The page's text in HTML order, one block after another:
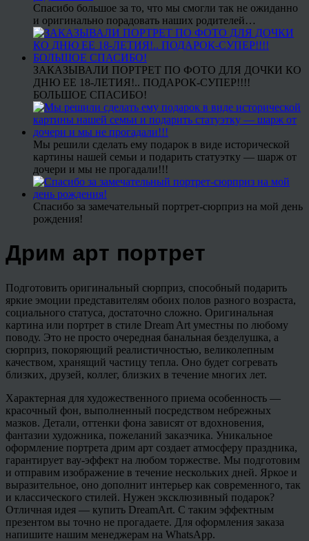
Спасибо большое за то, что мы смогли так не ожиданно
и оригинально порадовать наших родителей…
ЗАКАЗЫВАЛИ ПОРТРЕТ ПО ФОТО ДЛЯ ДОЧКИ КО
ДНЮ ЕЕ 18-ЛЕТИЯ!.. ПОДАРОК-СУПЕР!!!!
БОЛЬШОЕ СПАСИБО!
Мы решили сделать ему подарок в виде исторической
картины нашей семьи и подарить статуэтку — шарж от
дочери и мы не прогадали!!!
Спасибо за замечательный портрет-сюрприз на мой день
рождения!
Дрим арт портрет
Подготовить оригинальный сюрприз, способный подарить
яркие эмоции представителям обоих полов разного возраста,
социального статуса, достаточно сложно. Оригинальная
картина или портрет в стиле Dream Art уместны по любому
поводу. Это не просто очередная банальная безделушка, а
сюрприз, покоряющий реалистичностью, великолепным
качеством, хранящий частицу тепла. Оно будет согревать
близких, друзей, коллег, близких в течение многих лет.
Характерная для художественного приема особенность —
красочный фон, выполненный посредством небрежных
мазков. Детали, оттенки фона зависят от вдохновения,
фантазии художника, пожеланий заказчика. Уникальное
оформление портрета дрим арт создает атмосферу праздника,
гарантирует вау-эффект на любом торжестве. Мы подготовим
и отправим изображение в течение нескольких дней. Яркое и
выразительное, оно дополнит интерьер как современного, так
и классического стилей. Нужен эксклюзивный подарок?
Отличная идея — купить DreamArt. С таким эффектным
презентом вы точно не прогадаете. Для оформления заказа
напишите нашим менеджерам на WhatsApp.